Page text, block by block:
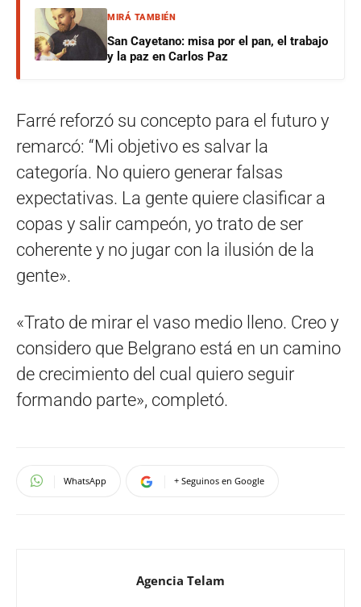
MIRÁ TAMBIÉN
San Cayetano: misa por el pan, el trabajo
y la paz en Carlos Paz
Farré reforzó su concepto para el futuro y
remarcó: “Mi objetivo es salvar la
categoría. No quiero generar falsas
expectativas. La gente quiere clasificar a
copas y salir campeón, yo trato de ser
coherente y no jugar con la ilusión de la
gente».
«Trato de mirar el vaso medio lleno. Creo y
considero que Belgrano está en un camino
de crecimiento del cual quiero seguir
formando parte», completó.
WhatsApp + Seguinos en Google
Agencia Telam